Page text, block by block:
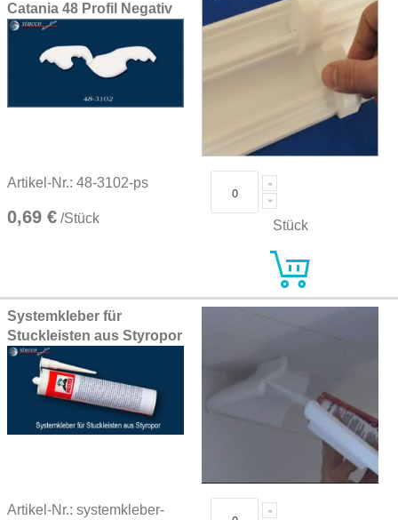
Catania 48 Profil Negativ
Artikel-Nr.: 48-3102-ps
0,69 € /Stück Stück
Systemkleber für
Stuckleisten aus Styropor
Artikel-Nr.: systemkleber-